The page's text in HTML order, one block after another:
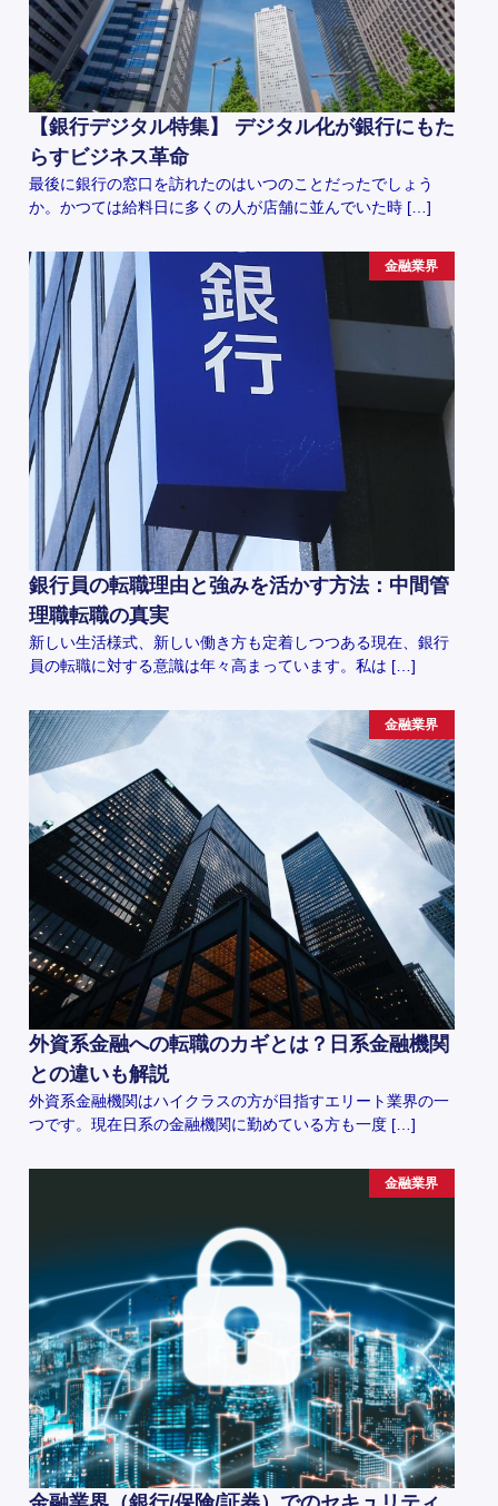
【銀行デジタル特集】 デジタル化が銀行にもた
らすビジネス革命
最後に銀行の窓口を訪れたのはいつのことだったでしょう
か。かつては給料日に多くの人が店舗に並んでいた時 […]
金融業界
銀行員の転職理由と強みを活かす方法：中間管
理職転職の真実
新しい生活様式、新しい働き方も定着しつつある現在、銀行
員の転職に対する意識は年々高まっています。私は […]
金融業界
外資系金融への転職のカギとは？日系金融機関
との違いも解説
外資系金融機関はハイクラスの方が目指すエリート業界の一
つです。現在日系の金融機関に勤めている方も一度 […]
金融業界